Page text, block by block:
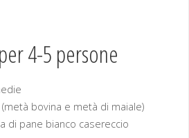
4-5 persone
(metà bovina e metà di maiale)
di pane bianco casereccio